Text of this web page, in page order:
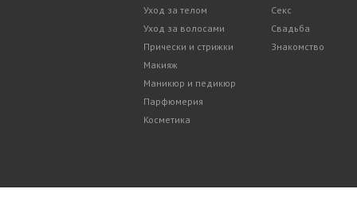
Уход за телом
Уход за волосами
Прически и стрижки
Макияж
Маникюр и педикюр
Парфюмерия
Косметика
Секс
Свадьба
Знакомство